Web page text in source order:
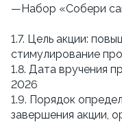
—Набор «Собери
1.7. Цель акции:
стимулирование
1.8. Дата вручения
2026
1.9. Порядок
завершения акции,